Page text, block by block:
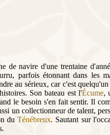
de navire d'une trentaine
parfois étonnant dans les
au sérieux, car c'est
Son bateau est l'Écume,
le besoin s'en fait sentir. Il
un collectionneur de talent,
duTénébreux. Sautant sur